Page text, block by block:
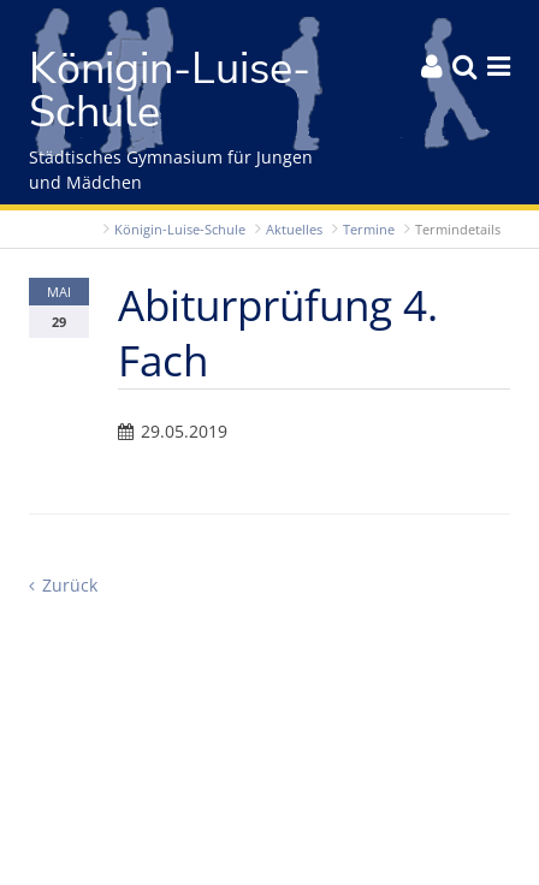
Gleich zum Inhalt der Seite springen
Königin-Luise-
Schule
  
Städtisches Gymnasium für Jungen
und Mädchen
Königin-Luise-Schule Aktuelles Termine Termindetails
MAI
29
Abiturprüfung 4.
Fach
29.05.2019
Zurück